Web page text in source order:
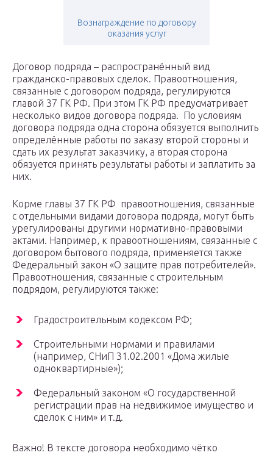
Вознаграждение по договору
оказания услуг
Договор подряда – распространённый вид
гражданско-правовых сделок. Правоотношения,
связанные с договором подряда, регулируются
главой 37 ГК РФ. При этом ГК РФ предусматривает
несколько видов договора подряда. По условиям
договора подряда одна сторона обязуется выполнить
определённые работы по заказу второй стороны и
сдать их результат заказчику, а вторая сторона
обязуется принять результаты работы и заплатить за
них.
Корме главы 37 ГК РФ правоотношения, связанные
с отдельными видами договора подряда, могут быть
урегулированы другими нормативно-правовыми
актами. Например, к правоотношениям, связанные с
договором бытового подряда, применяется также
Федеральный закон «О защите прав потребителей».
Правоотношения, связанные с строительным
подрядом, регулируются также:
Градостроительным кодексом РФ;
Строительными нормами и правилами
(например, СНиП 31.02.2001 «Дома жилые
одноквартирные»);
Федеральный законом «О государственной
регистрации прав на недвижимое имущество и
сделок с ним» и т.д.
Важно! В тексте договора необходимо чётко